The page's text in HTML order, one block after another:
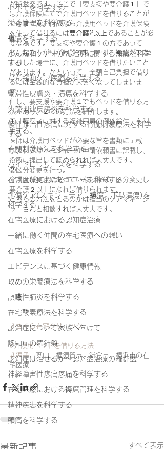
心不全を科学する
栄養管理を科学する
褥瘡を科学する
がん緩和ケア＋がん治療に関する知識を科学
する
がん緩和ケア医療を科学する
鬱滞性皮膚炎・潰瘍を科学する
失禁関連皮膚炎を科学する
慢性難治性疼痛に対する脊髄刺激療法を科学
する
脊髄刺激療法を科学する
ハイドロリリースを科学する
在宅医療におけるエコーを科学する
創傷ケア(スキン テア、褥瘡、下肢潰瘍)を
科学する
在宅医療における認知症治療
一緒に働く仲間の在宅医療への想い
在宅医療を科学する
エビデンスに基づく健康情報
攻めの栄養療法を科学する
誤嚥性肺炎を科学する
在宅酸素療法を科学する
認知症について家族へ向けて
認知症の羅針盤
認知症は治せるか～認知症治療の羅針盤
神経障害性疼痛疼痛を科学する
在宅医療における褥瘡管理を科学する
精神疾患を科学する
頭痛を科学する
が断然楽です。ここで「要支援や要介護１」で
は介護保険にてで介護用ベッドを借りることが
できません。何故なら介護用ベッドを介護保険
を使って借りるには要介護2以上であることが必
要な為です。要支援や要介護１の方であって
も、起き上がりが困難であったり、褥瘡ができ
たりした場合に、介護用ベッドを借りたいこと
があります。かといって、全額自己負担で借り
るには金銭的な負担が大きくなってしまいま
す。
但し、要支援や要介護１でもベッドを借りる方
法があり、２つの方法を紹介します。
①「軽度者に対する福祉用具の例外給付」を利
用する。
医師は介護用ベッドが必要な旨を書類に記載
し、ケアマネージャーが申請依頼書に記載し、
役所に提出して認められれば大丈夫です。
②区分変更を行う。
介護度が実状にあっていなければ、区分変更し
要介護２以上になれば借りられます。
どちらの方法をとるのかは担当のケアマネージ
ャーさんと相談すれば大丈夫です。
＃さくら在宅クリニック
#介護用ベッドを借りる方法
＃逗子 、葉山、横須賀市、鎌倉市、横浜市の在
宅医療
最新記事 すべて表示